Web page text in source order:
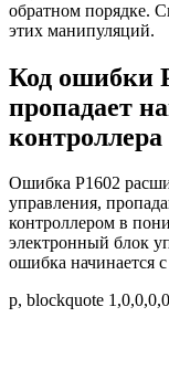
обратном порядке.
этих манипуляций.
Код ошибки
пропадает
контроллера
Ошибка Р1602
управления,
контроллером в
электронный блок
ошибка начинается
p, blockquote